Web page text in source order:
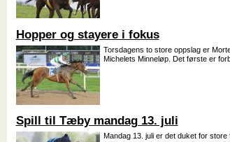
Hopper og stayere i fokus
Torsdagens to store oppslag er
Michelets Minneløp. Det første er
Spill til Tæby mandag 13. juli
Mandag 13. juli er det duket for